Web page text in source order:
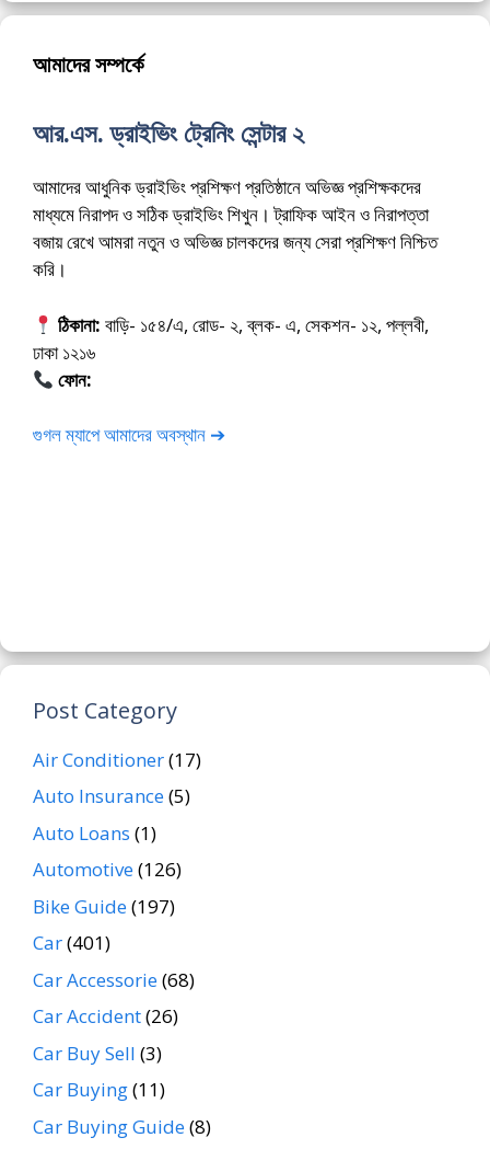
আমাদের সম্পর্কে
আর.এস. ড্রাইভিং ট্রেনিং সেন্টার ২
আমাদের আধুনিক ড্রাইভিং প্রশিক্ষণ প্রতিষ্ঠানে অভিজ্ঞ প্রশিক্ষকদের
মাধ্যমে নিরাপদ ও সঠিক ড্রাইভিং শিখুন। ট্রাফিক আইন ও নিরাপত্তা
বজায় রেখে আমরা নতুন ও অভিজ্ঞ চালকদের জন্য সেরা প্রশিক্ষণ নিশ্চিত
করি।
ঠিকানা: বাড়ি- ১৫৪/এ, রোড- ২, ব্লক- এ, সেকশন- ১২, পল্লবী,
ঢাকা ১২১৬
ফোন:
গুগল ম্যাপে আমাদের অবস্থান ➔
Post Category
Air Conditioner(17)
Auto Insurance(5)
Auto Loans (1)
Automotive(126)
Bike Guide(197)
Car(401)
Car Accessorie(68)
Car Accident(26)
Car Buy Sell (3)
Car Buying(11)
Car Buying Guide(8)